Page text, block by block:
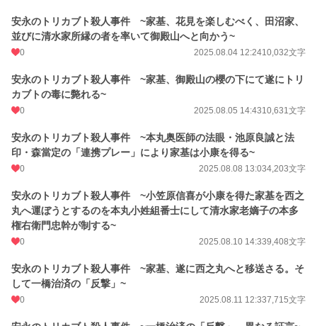
安永のトリカブト殺人事件 ~家基、花見を楽しむべく、田沼家、
並びに清水家所縁の者を率いて御殿山へと向かう~
0 2025.08.04 12:2410,032文字
安永のトリカブト殺人事件 ~家基、御殿山の櫻の下にて遂にトリ
カブトの毒に斃れる~
0 2025.08.05 14:4310,631文字
安永のトリカブト殺人事件 ~本丸奥医師の法眼・池原良誠と法
印・森當定の「連携プレー」により家基は小康を得る~
0 2025.08.08 13:034,203文字
安永のトリカブト殺人事件 ~小笠原信喜が小康を得た家基を西之
丸へ運ぼうとするのを本丸小姓組番士にして清水家老嫡子の本多
権右衛門忠幹が制する~
0 2025.08.10 14:339,408文字
安永のトリカブト殺人事件 ~家基、遂に西之丸へと移送さる。そ
して一橋治済の「反撃」~
0 2025.08.11 12:337,715文字